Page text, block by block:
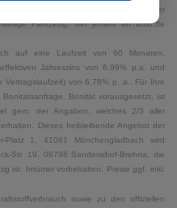
anderen Fahrzeuge entspricht der
Fahrzeug, der jemals an auto.de
auf eine Laufzeit von 60 Monaten,
Jahreszins von 6,99% p.a. und
Vertragslaufzeit) von 6,78% p. a.. Für Ihre
Bonität vorausgesetzt, ist
gem. der Angaben, welches 2/3 aller
Dieses freibleibende Angebot der
Platz 1, 41061 Mönchengladbach wird
Str. 19, 06796 Sandersdorf-Brehna, die
ist. Irrtümer vorbehalten. Preise ggf. inkl.
sowie zu den offiziellen